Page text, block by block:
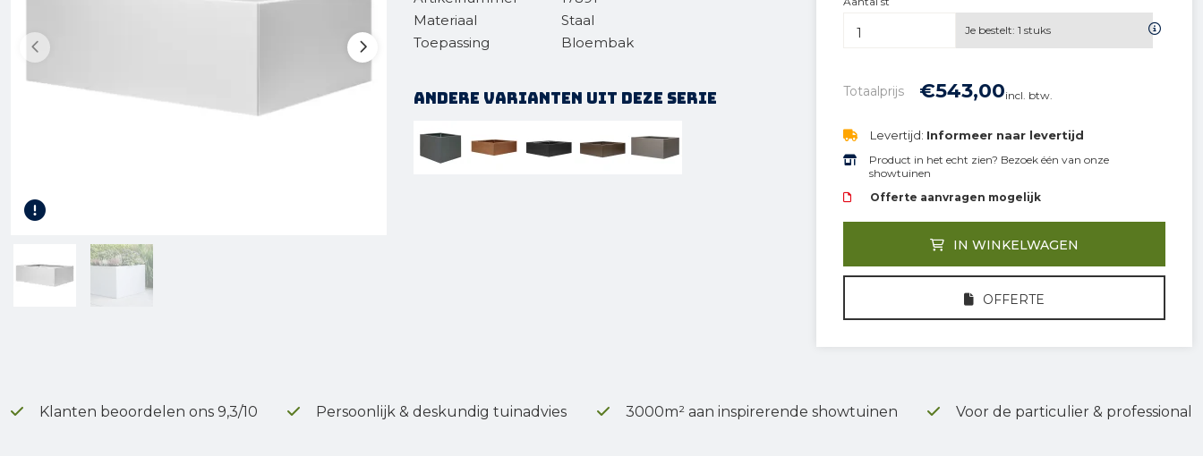
Terrasplanken
Tuinhout
Infra
Materiaal
Staal
Toepassing
Bloembak
Andere varianten uit deze serie
Je bestelt: 1 stuks
Totaalprijs €543,00incl. btw.
Levertijd: Informeer naar levertijd
Product in het echt zien? Bezoek één van onze
showtuinen
Offerte aanvragen mogelijk
IN WINKELWAGEN
OFFERTE
Klanten beoordelen ons 9,3/10 Persoonlijk & deskundig tuinadvies 3000m² aan inspirerende showtuinen Voor de particulier & professional